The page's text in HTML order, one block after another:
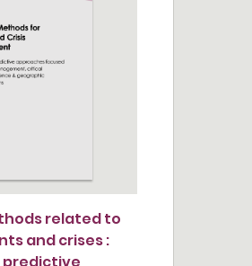
related to
and crises :